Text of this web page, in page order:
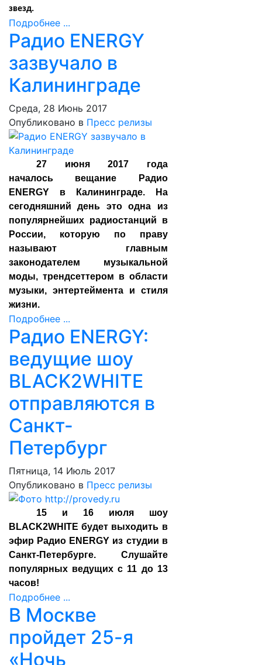
звезд.
Подробнее ...
Радио ENERGY
зазвучало в
Калининграде
Среда, 28 Июнь 2017
Опубликовано в Пресс релизы
27 июня 2017 года
началось вещание Радио
ENERGY в Калининграде. На
сегодняшний день это одна из
популярнейших радиостанций в
России, которую по праву
называют главным
законодателем музыкальной
моды, трендсеттером в области
музыки, энтертеймента и стиля
жизни.
Подробнее ...
Радио ENERGY:
ведущие шоу
BLACK2WHITE
отправляются в
Санкт-
Петербург
Пятница, 14 Июль 2017
Опубликовано в Пресс релизы
15 и 16 июля шоу
BLACK2WHITE будет выходить в
эфир Радио ENERGY из студии в
Санкт-Петербурге. Слушайте
популярных ведущих с 11 до 13
часов!
Подробнее ...
В Москве
пройдет 25-я
«Ночь